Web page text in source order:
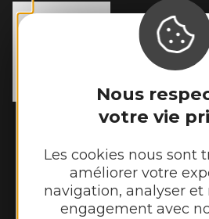
Nous
votre vie
Les cookies nous sont
améliorer votre
navigation, analyser et
engagement avec
MAIRIE
2 place de
12400
Tél. :05 65
Horaires d'ouverture :
Vendredi de 9h00 à 12h00
Nous contacter